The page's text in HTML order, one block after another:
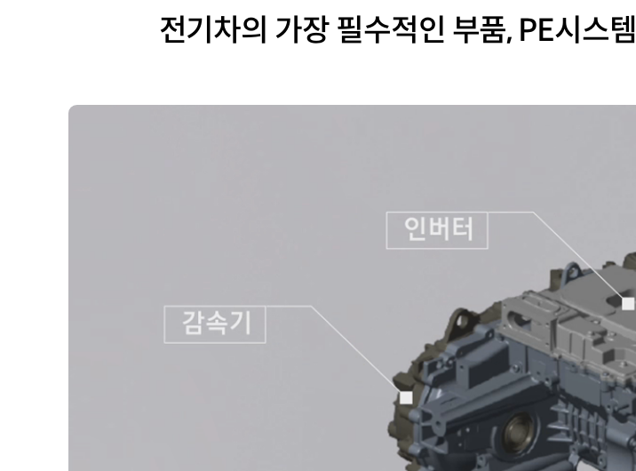
전기차의 가장 필수적인 부품, PE시스템